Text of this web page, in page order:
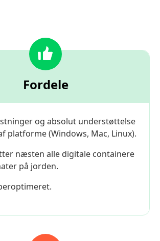
Fordele
og absolut understøttelse
platforme (Windows, Mac, Linux).
næsten alle digitale containere
på jorden.